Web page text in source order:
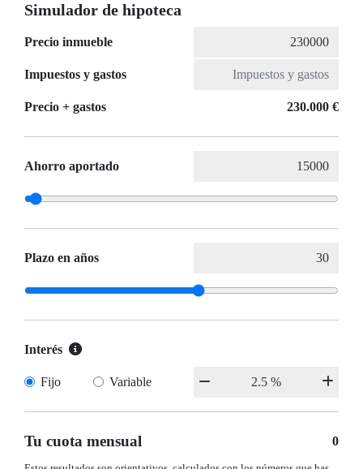
Simulador de hipoteca
Precio inmueble
Impuestos y gastos
Precio + gastos 230.000 €
Ahorro aportado
Plazo en años
Interés
Fijo Variable
Tu cuota mensual 0